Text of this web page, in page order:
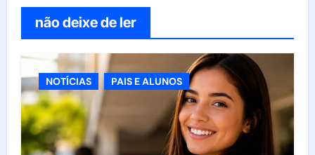
não deixe de ler
NOTÍCIAS PAIS E ALUNOS